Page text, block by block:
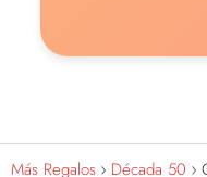
Más Regalos Década 50